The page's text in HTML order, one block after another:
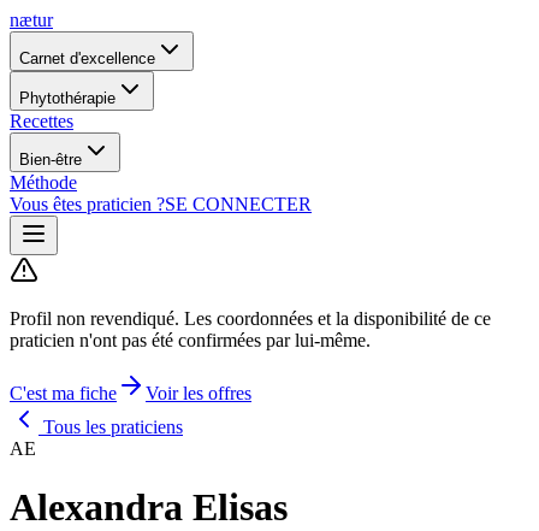
nætur
Carnet d'excellence
Phytothérapie
Recettes
Bien-être
Méthode
Vous êtes praticien ?SE CONNECTER
Profil non revendiqué. Les coordonnées et la disponibilité de ce
praticien n'ont pas été confirmées par lui-même.
C'est ma fiche
Voir les offres
Tous les praticiens
AE
Alexandra Elisas